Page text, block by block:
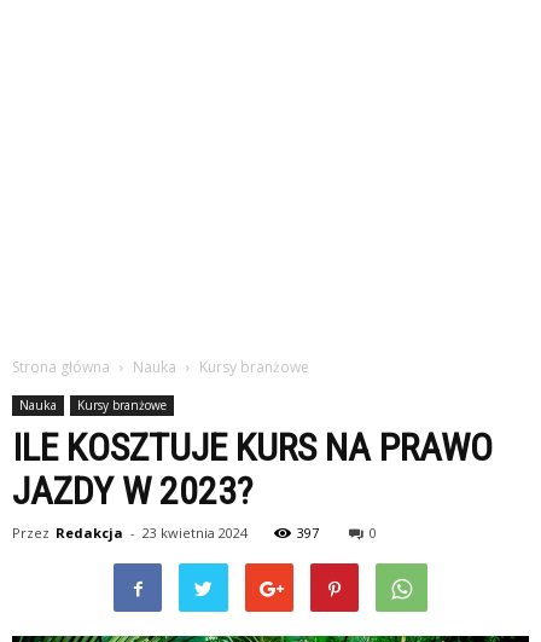
Strona główna Nauka Kursy branżowe
Nauka Kursy branżowe
ILE KOSZTUJE KURS NA PRAWO
JAZDY W 2023?
Przez Redakcja - 23 kwietnia 2024 397 0